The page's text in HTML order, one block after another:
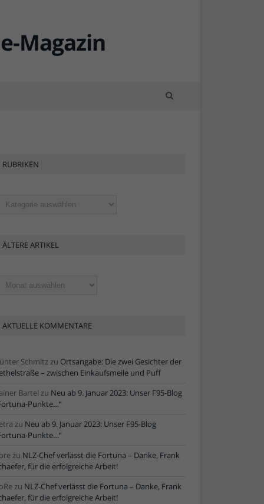
RUBRIKEN
ÄLTERE ARTIKEL
AKTUELLE KOMMENTARE
Schmitzzu Ortsangabe: Die zwei Gesichter der
– zwischen Einkaufsmeile und Puff
Bartel zu Neu ab 9. Januar 2023: Unser F95-Blog
Punkte…“
zu Neu ab 9. Januar 2023: Unser F95-Blog
Punkte…“
zu NLZ-Chef verlässt die Fortuna – Danke, Frank
für die erfolgreiche Arbeit!
zu NLZ-Chef verlässt die Fortuna – Danke, Frank
für die erfolgreiche Arbeit!